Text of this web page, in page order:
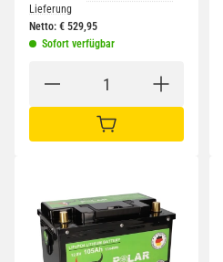
Lieferung
Netto: € 529,95
Sofort verfügbar
IN DEN WARENKORB